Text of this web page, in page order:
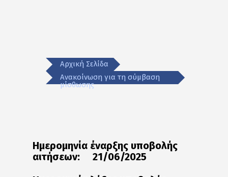
Αρχική Σελίδα
Ανακοίνωση για τη σύμβαση
μίσθωσης
Ημερομηνία έναρξης υποβολής
αιτήσεων: 21/06/2025